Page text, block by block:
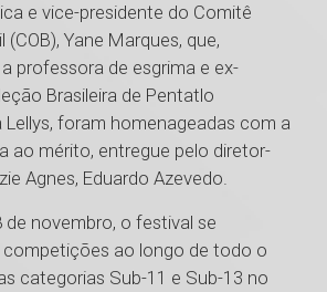
e vice-presidente do Comitê
(COB), Yane Marques, que,
professora de esgrima e ex-
Brasileira de Pentatlo
Lellys, foram homenageadas com a
ao mérito, entregue pelo diretor-
Agnes, Eduardo Azevedo.
de novembro, o festival se
ao longo de todo o
categorias Sub-11 e Sub-13 no